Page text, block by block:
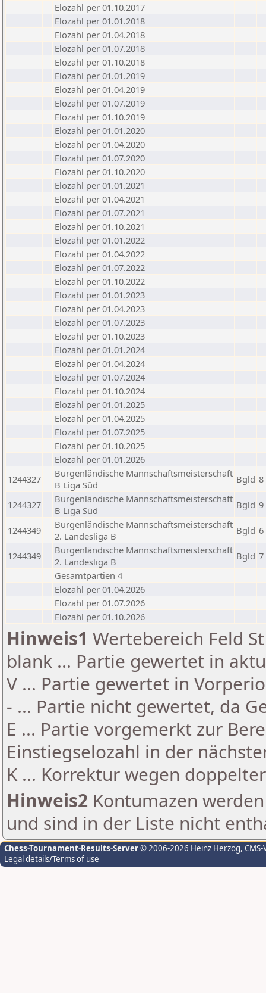
Elozahl per 01.10.2017
Elozahl per 01.01.2018
Elozahl per 01.04.2018
Elozahl per 01.07.2018
Elozahl per 01.10.2018
Elozahl per 01.01.2019
Elozahl per 01.04.2019
Elozahl per 01.07.2019
Elozahl per 01.10.2019
Elozahl per 01.01.2020
Elozahl per 01.04.2020
Elozahl per 01.07.2020
Elozahl per 01.10.2020
Elozahl per 01.01.2021
Elozahl per 01.04.2021
Elozahl per 01.07.2021
Elozahl per 01.10.2021
Elozahl per 01.01.2022
Elozahl per 01.04.2022
Elozahl per 01.07.2022
Elozahl per 01.10.2022
Elozahl per 01.01.2023
Elozahl per 01.04.2023
Elozahl per 01.07.2023
Elozahl per 01.10.2023
Elozahl per 01.01.2024
Elozahl per 01.04.2024
Elozahl per 01.07.2024
Elozahl per 01.10.2024
Elozahl per 01.01.2025
Elozahl per 01.04.2025
Elozahl per 01.07.2025
Elozahl per 01.10.2025
Elozahl per 01.01.2026
1244327
Burgenländische Mannschaftsmeisterschaft
B Liga Süd
Bgld 8
1244327
Burgenländische Mannschaftsmeisterschaft
B Liga Süd
Bgld 9
1244349
Burgenländische Mannschaftsmeisterschaft
2. Landesliga B
Bgld 6
1244349
Burgenländische Mannschaftsmeisterschaft
2. Landesliga B
Bgld 7
Gesamtpartien 4
Elozahl per 01.04.2026
Elozahl per 01.07.2026
Elozahl per 01.10.2026
Hinweis1 Wertebereich Feld
blank ... Partie gewertet in
V ... Partie gewertet in
- ... Partie nicht gewertet, da
E ... Partie vorgemerkt zur
Einstiegselozahl in der
K ... Korrektur wegen
Hinweis2 Kontumazen
und sind in der Liste nicht
Chess-Tournament-Results-Server© 2006-2026 Heinz Herzog,
Legal details/Terms of use